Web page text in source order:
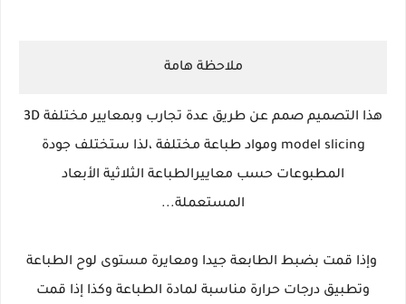
ملاحظة هامة
هذا التصميم صمم عن طريق عدة تجارب وبمعايير مختلفة 3D
model slicing ومواد طباعة مختلفة ،لذا ستختلف جودة
المطبوعات حسب معاييرالطباعة الثلاثية الأبعاد
المستعملة...
وإذا قمت بضبط الطابعة جيدا ومعايرة مستوى لوح الطباعة
وتطبيق درجات حرارة مناسبة لمادة الطباعة وكذا إذا قمت